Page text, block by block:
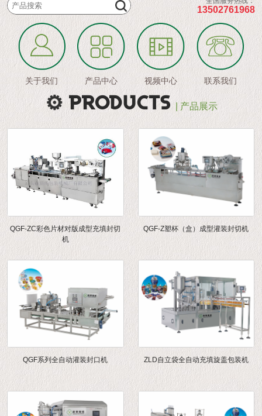
13502761968
关于我们 产品中心 视频中心 联系我们
PRODUCTS | 产品展示
QGF-ZC彩色片材对版成型充填封切
机
QGF-Z塑杯（盒）成型灌装封切机
QGF系列全自动灌装封口机 ZLD自立袋全自动充填旋盖包装机